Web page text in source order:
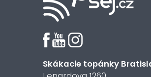
Skákacie topánky